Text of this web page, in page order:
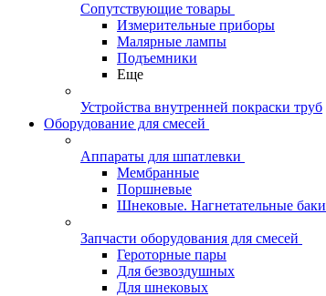
Сопутствующие товары
Измерительные приборы
Малярные лампы
Подъемники
Еще
Устройства внутренней покраски труб
Оборудование для смесей
Аппараты для шпатлевки
Мембранные
Поршневые
Шнековые. Нагнетательные баки
Запчасти оборудования для смесей
Героторные пары
Для безвоздушных
Для шнековых